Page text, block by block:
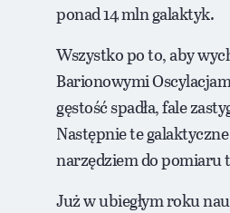
ponad 14 mln galaktyk.
Wszystko po to, aby
Barionowymi
gęstość spadła, fale
Następnie te
narzędziem do pomiaru
Już w ubiegłym roku